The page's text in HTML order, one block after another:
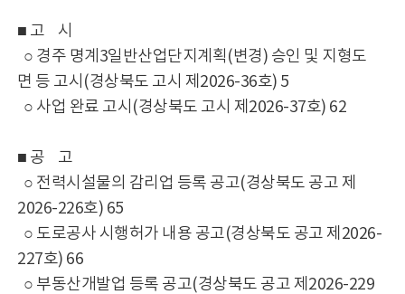
■ 고 시
○ 경주 명계3일반산업단지계획(변경) 승인 및 지형도
면 등 고시(경상북도 고시 제2026-36호) 5
○ 사업 완료 고시(경상북도 고시 제2026-37호) 62
■ 공 고
○ 전력시설물의 감리업 등록 공고(경상북도 공고 제
2026-226호) 65
○ 도로공사 시행허가 내용 공고(경상북도 공고 제2026-
227호) 66
○ 부동산개발업 등록 공고(경상북도 공고 제2026-229